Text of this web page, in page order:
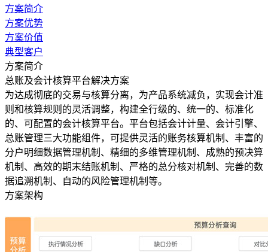
方案简介
方案优势
方案价值
典型客户
方案简介
总账及会计核算平台解决方案
为达成彻底的交易与核算分离，为产品系统减负，实现会计准
则和核算规则的灵活调整，构建全行级的、统一的、标准化
的、可配置的会计核算平台。平台包括会计计量、会计引擎、
总账管理三大功能组件，可提供灵活的账务核算机制、丰富的
分户明细数据管理机制、精细的多维管理机制、成熟的预决算
机制、高效的期末结账机制、严格的总分核对机制、完善的数
据追溯机制、自动的风险管理机制等。
方案架构